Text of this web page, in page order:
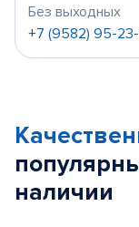
Без выходных
+7 (9582) 95-23-
наличии